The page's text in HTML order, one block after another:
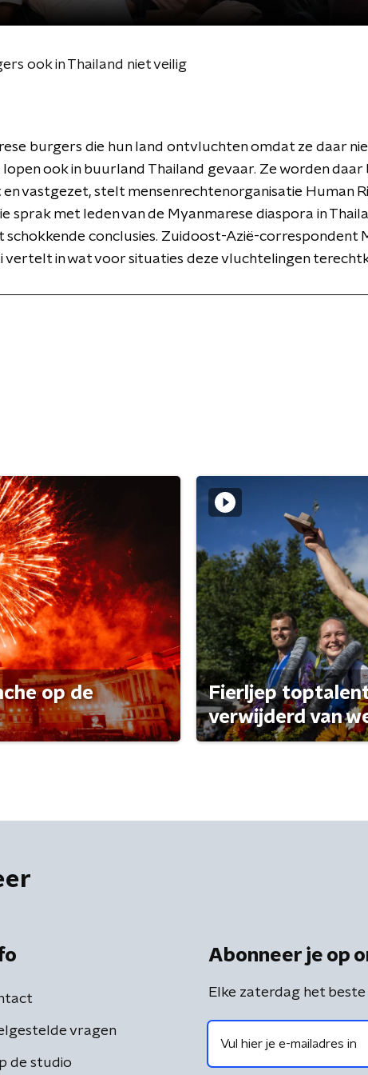
ook in Thailand niet veilig
burgers die hun land ontvluchten omdat ze daar
lopen ook in buurland Thailand gevaar. Ze worden daar
vastgezet, stelt mensenrechtenorganisatie Human
sprak met leden van de Myanmarese diaspora in
schokkende conclusies. Zuidoost-Azië-correspondent
vertelt in wat voor situaties deze vluchtelingen
op de
Fierljep
verwijderd van
vragen
de studio
Abonneer je op
Elke zaterdag het beste